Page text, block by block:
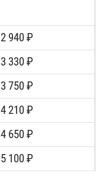
2 940 ₽
3 330 ₽
3 750 ₽
4 210 ₽
4 650 ₽
5 100 ₽